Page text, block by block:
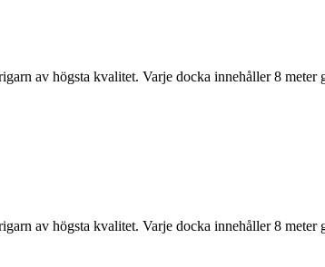
av högsta kvalitet. Varje docka innehåller 8
av högsta kvalitet. Varje docka innehåller 8